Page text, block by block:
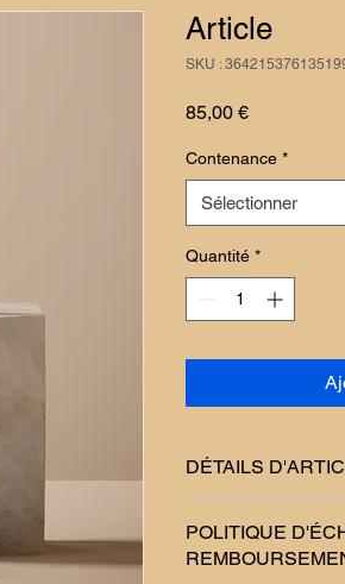
Article
SKU :
85,00 €Prix
Contenance *
Sélectionner
Quantité *
DÉTAILS
l'article : taille,
emplacement est
POLITIQUE